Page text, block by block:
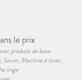
le prix
produits de base
Savon, Machine à laver,
linge